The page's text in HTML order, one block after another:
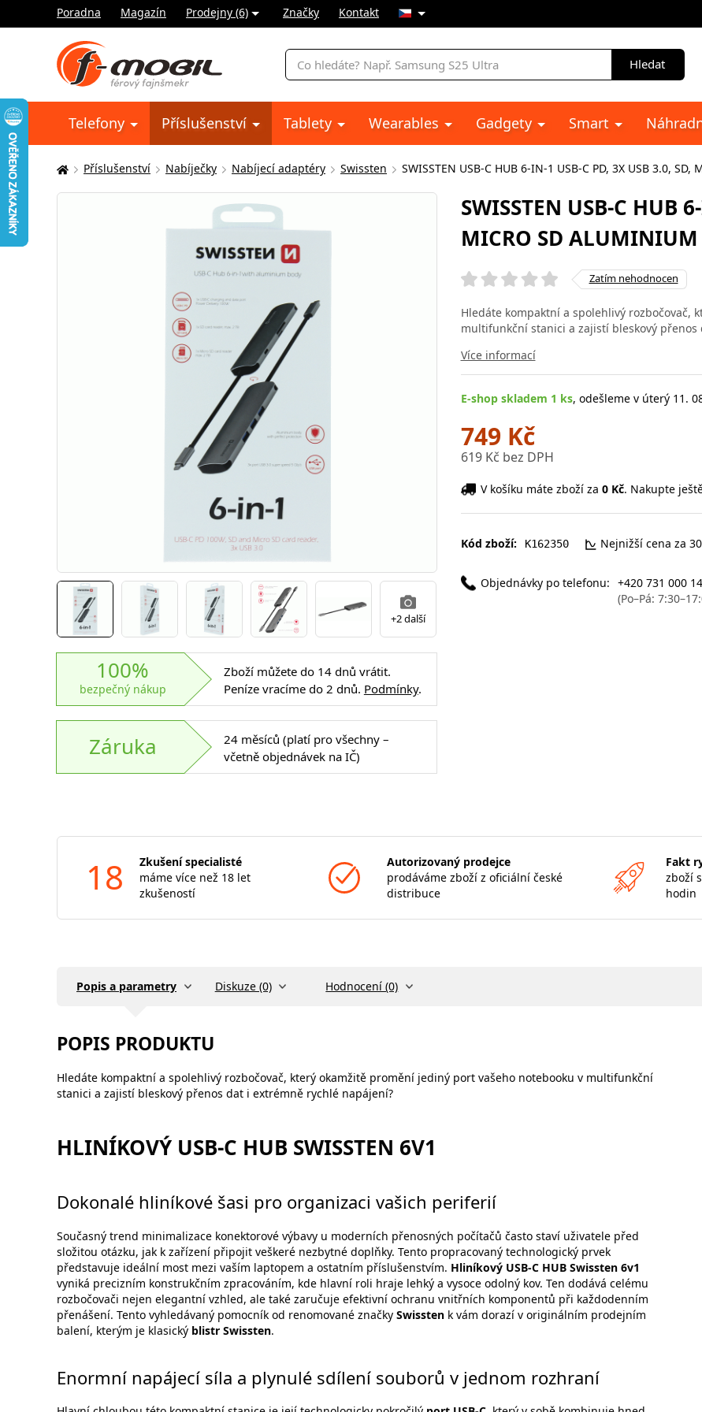
Poradna Magazín Prodejny (6) Značky Kontakt
Vyhledávání
Hledat
Telefony Příslušenství Tablety Wearables Gadgety Smart
Zde
se
Příslušenství Nabíječky Nabíjecí adaptéry Swissten SWISSTEN USB-C HUB 6-IN-1 USB-C PD, 3X USB 3.0, SD,
+2 další
100%
bezpečný nákup
Zboží můžete do 14 dnů vrátit.
Peníze vracíme do 2 dnů. Podmínky.
Záruka
24 měsíců (platí pro všechny –
včetně objednávek na IČ)
SWISSTEN USB-C HUB
MICRO SD ALUMINIUM
Zatím nehodnocen
Hledáte kompaktní a spolehlivý rozbočovač,
multifunkční stanici a zajistí bleskový
Více informací
E-shop skladem 1 ks, odešleme v úterý 11.
749 Kč
619 Kč bez DPH
V košíku máte zboží za 0 Kč. Nakupte
Kód zboží: K162350 Nejnižší cena za
Objednávky po telefonu: +420 731 000
(Po–Pá:
18
Zkušení specialisté
máme více než 18 let
zkušeností
Autorizovaný prodejce
prodáváme zboží z oficiální české
distribuce
Fakt
zboží
hodin
Popis a parametry Diskuze (0) Hodnocení (0)
POPIS PRODUKTU
Hledáte kompaktní a spolehlivý rozbočovač, který okamžitě promění jediný port vašeho notebooku v multifunkční
stanici a zajistí bleskový přenos dat i extrémně rychlé napájení?
HLINÍKOVÝ USB-C HUB SWISSTEN 6V1
Dokonalé hliníkové šasi pro organizaci vašich periferií
Současný trend minimalizace konektorové výbavy u moderních přenosných počítačů často staví uživatele před
složitou otázku, jak k zařízení připojit veškeré nezbytné doplňky. Tento propracovaný technologický prvek
představuje ideální most mezi vaším laptopem a ostatním příslušenstvím. Hliníkový USB-C HUB Swissten 6v1
vyniká precizním konstrukčním zpracováním, kde hlavní roli hraje lehký a vysoce odolný kov. Ten dodává celému
rozbočovači nejen elegantní vzhled, ale také zaručuje efektivní ochranu vnitřních komponentů při každodenním
přenášení. Tento vyhledávaný pomocník od renomované značky Swissten k vám dorazí v originálním prodejním
balení, kterým je klasický blistr Swissten.
Enormní napájecí síla a plynulé sdílení souborů v jednom rozhraní